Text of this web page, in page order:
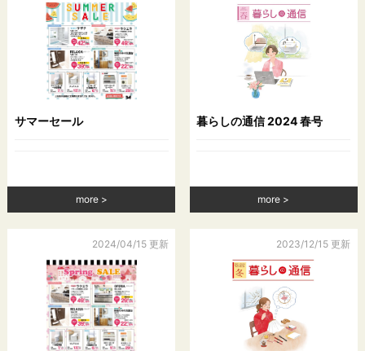
第９条（お問い合わせ窓口）
本ポリシーに関するお問い合わせは，下記の窓口までお願いい
たします。
住所：佐賀県唐津市北波多行合野1731番地
サマーセール
more
暮らしの通信 2024 春号
more
2024/04/15 更新 2023/12/15 更新